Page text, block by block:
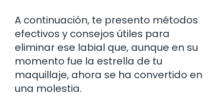
A continuación, te presento métodos
efectivos y consejos útiles para
eliminar ese labial que, aunque en su
momento fue la estrella de tu
maquillaje, ahora se ha convertido en
una molestia.